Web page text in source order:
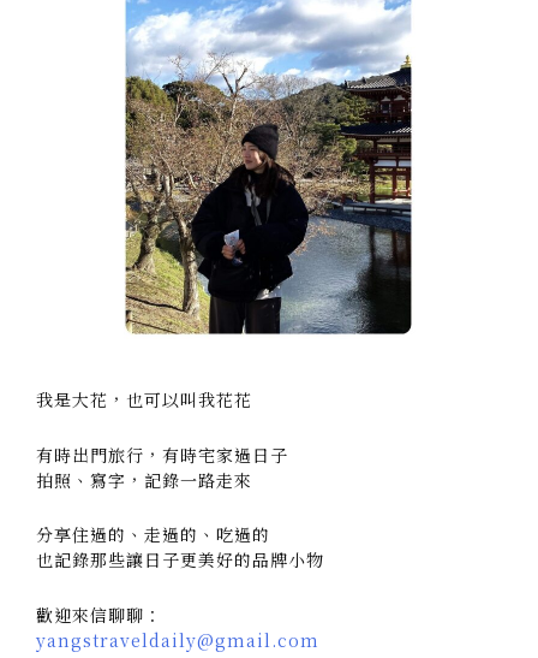
我是大花，也可以叫我花花
有時出門旅行，有時宅家過日子
拍照、寫字，記錄一路走來
分享住過的、走過的、吃過的
也記錄那些讓日子更美好的品牌小物
歡迎來信聊聊：
yangstraveldaily@gmail.com